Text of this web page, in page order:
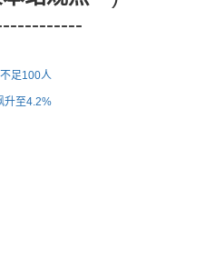
足100人
升至4.2%